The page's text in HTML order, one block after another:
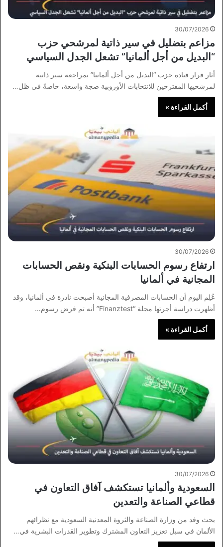
30/07/2026
مزاعم بتضليل في سير ذاتية لمرشحي حزب
“البديل من أجل ألمانيا” تشعل الجدل السياسي
أثار قرار قيادة حزب “البديل من أجل ألمانيا” بمراجعة سير ذاتية
لمرشحيها المقترحين للانتخابات الأوروبية ضجة واسعة، خاصةً في ظل…
أكمل القراءة »
30/07/2026
ارتفاع رسوم الحسابات البنكية ونقص الحسابات
المجانية في ألمانيا
عُلِم اليوم أن الحسابات المصرفية المجانية أصبحت نادرة في ألمانيا، وقد
أظهرت دراسة أجرتها مجلة “Finanztest” أنه تم فرض رسوم…
أكمل القراءة »
30/07/2026
السعودية وألمانيا تستكشف آفاق التعاون في
قطاعي الصناعة والتعدين
بحث وفد من وزارة الصناعة والثروة المعدنية السعودية مع نظرائهم
الألمان في سبل تعزيز التعاون المشترك وتطوير القدرات البشرية في…